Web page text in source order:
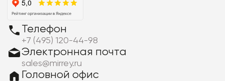
Телефон
+7 (495) 120-44-98
Электронная почта
sales@mirrey.ru
Головной офис